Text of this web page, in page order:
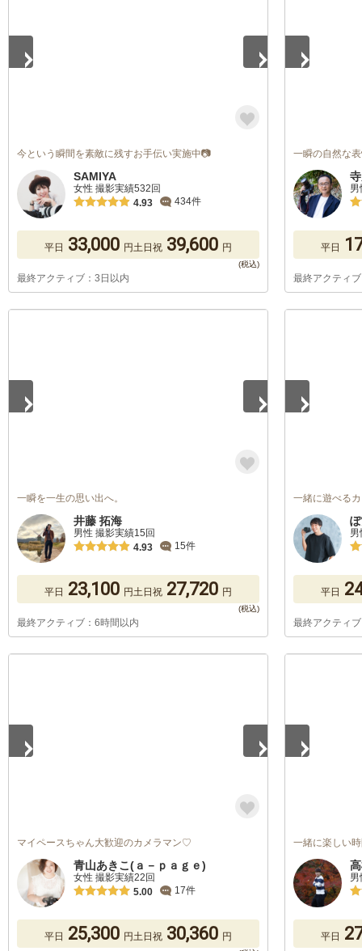
今という瞬間を素敵に残すお手伝い実施中📷
SAMIYA
女性 撮影実績532回
4.93
434件
平日 33,000 円土日祝 39,600 円
最終アクティブ：3日以内
一瞬の自然な
平日
最終アクティ
一瞬を一生の思い出へ。
井藤 拓海
男性 撮影実績15回
4.93
15件
平日 23,100 円土日祝 27,720 円
最終アクティブ：6時間以内
一緒に遊べる
平日
最終アクティ
マイペースちゃん大歓迎のカメラマン♡
青山あきこ(ａ－ｐａｇｅ)
女性 撮影実績22回
5.00
17件
平日 25,300 円土日祝 30,360 円
一緒に楽しい
男
平日